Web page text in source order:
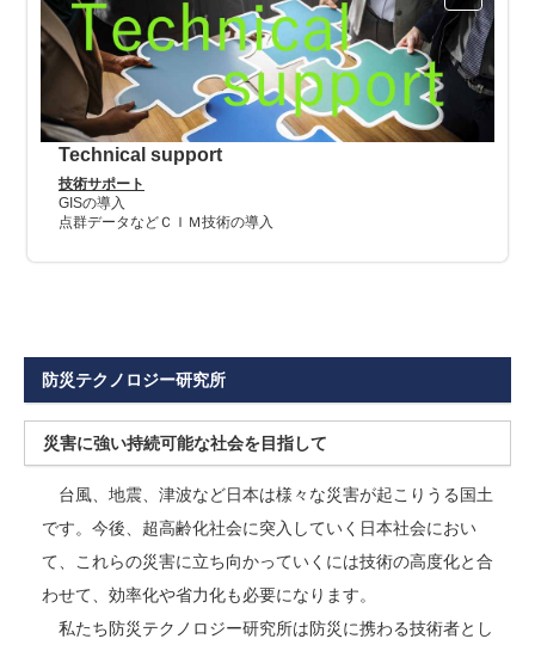
Technical support
技術サポート
GISの導入
点群データなどＣＩＭ技術の導入
防災テクノロジー研究所
災害に強い持続可能な社会を目指して
台風、地震、津波など日本は様々な災害が起こりうる国土
です。今後、超高齢化社会に突入していく日本社会におい
て、これらの災害に立ち向かっていくには技術の高度化と合
わせて、効率化や省力化も必要になります。
私たち防災テクノロジー研究所は防災に携わる技術者とし